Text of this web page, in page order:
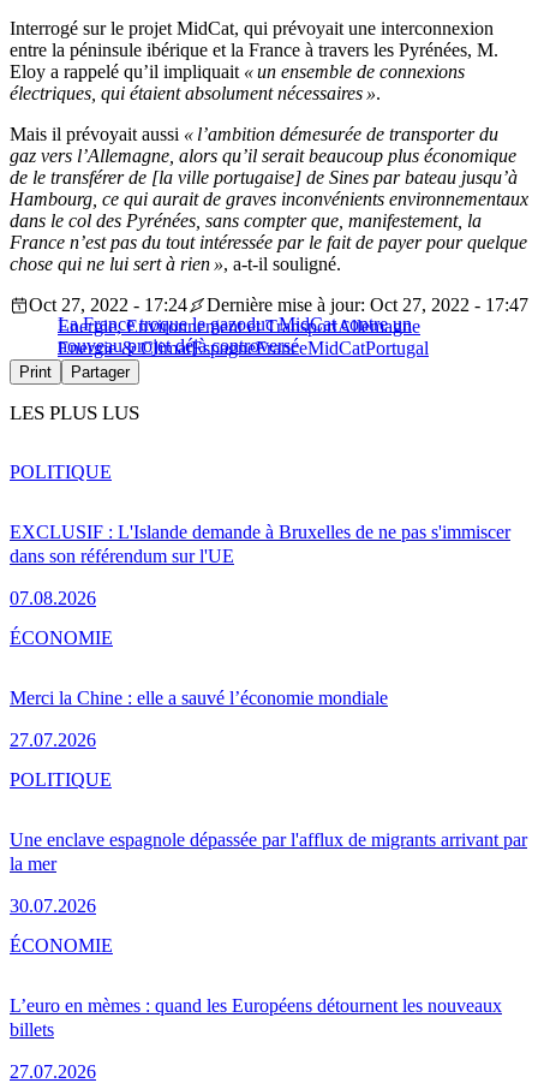
Interrogé sur le projet MidCat, qui prévoyait une interconnexion
entre la péninsule ibérique et la France à travers les Pyrénées, M.
Eloy a rappelé qu’il impliquait « un ensemble de connexions
électriques, qui étaient absolument nécessaires ».
Mais il prévoyait aussi « l’ambition démesurée de transporter du
gaz vers l’Allemagne, alors qu’il serait beaucoup plus économique
de le transférer de [la ville portugaise] de Sines par bateau jusqu’à
Hambourg, ce qui aurait de graves inconvénients environnementaux
dans le col des Pyrénées, sans compter que, manifestement, la
France n’est pas du tout intéressée par le fait de payer pour quelque
chose qui ne lui sert à rien », a-t-il souligné.
La France troque le gazoduc MidCat contre un
nouveau projet déjà controversé
Oct 27, 2022 - 17:24
Dernière mise à jour: Oct 27, 2022 - 17:47
Energie, Environnement et TransportAllemagne
Energie & ClimatEspagneFranceMidCatPortugal
Print Partager
LES PLUS LUS
EXCLUSIF : L'Islande demande à Bruxelles de ne pas s'immiscer
dans son référendum sur l'UE
07.08.2026
POLITIQUE
Merci la Chine : elle a sauvé l’économie mondiale
27.07.2026
ÉCONOMIE
Une enclave espagnole dépassée par l'afflux de migrants arrivant par
la mer
30.07.2026
POLITIQUE
L’euro en mèmes : quand les Européens détournent les nouveaux
billets
27.07.2026
ÉCONOMIE